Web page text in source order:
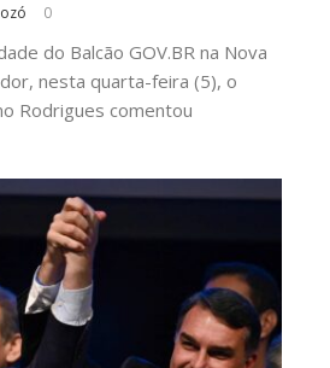
0
do Balcão GOV.BR na Nova
nesta quarta-feira (5), o
Rodrigues comentou